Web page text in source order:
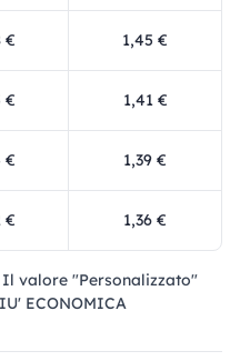
€ 1,45 €
€ 1,41 €
€ 1,39 €
€ 1,36 €
Il valore "Personalizzato"
ECONOMICA